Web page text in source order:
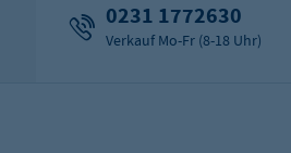
0231 1772630
Verkauf Mo-Fr (8-18 Uhr)